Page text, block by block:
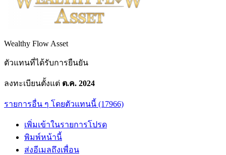
Wealthy Flow Asset
ตัวแทนที่ได้รับการยืนยัน
ลงทะเบียนตั้งแต่ ต.ค. 2024
รายการอื่น ๆ โดยตัวแทนนี้ (17966)
เพิ่มเข้าในรายการโปรด
พิมพ์หน้านี้
ส่งอีเมลถึงเพื่อน